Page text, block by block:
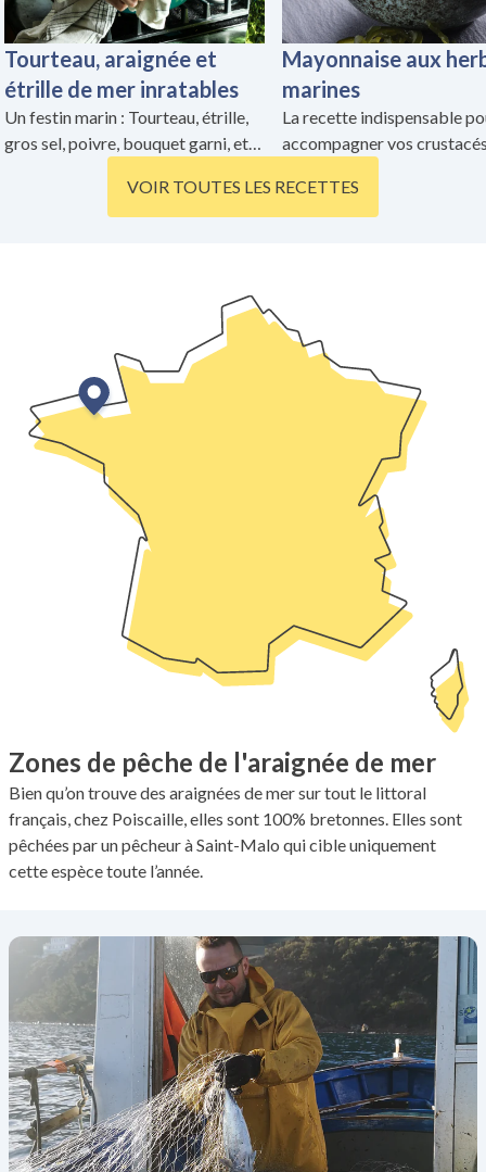
Tourteau, araignée et
étrille de mer inratables
Un festin marin : Tourteau, étrille,
gros sel, poivre, bouquet garni, et
accompagnement : à consommer
sans modération
Mayonnaise aux
marines
La recette indispensable
accompagner vos
VOIR TOUTES LES RECETTES
Zones de pêche de l'araignée de mer
Bien qu’on trouve des araignées de mer sur tout le littoral
français, chez Poiscaille, elles sont 100% bretonnes. Elles sont
pêchées par un pêcheur à Saint-Malo qui cible uniquement
cette espèce toute l’année.